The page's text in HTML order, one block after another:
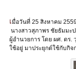
เมื่อวันที่ 25 สิงหาคม 2559 เวลา 9.00-12.00 น. ศูนย์บรรณสารสนเทศ โดย ผู้อำนวยการศูนย์บรรณสารฯ
นางสาวสุภาพร ชัยธัมมะ
ผู้อำนวยการ โดย ผศ. ดร
ใช้อยู่ มาประยุกต์ใช้กับกิจ